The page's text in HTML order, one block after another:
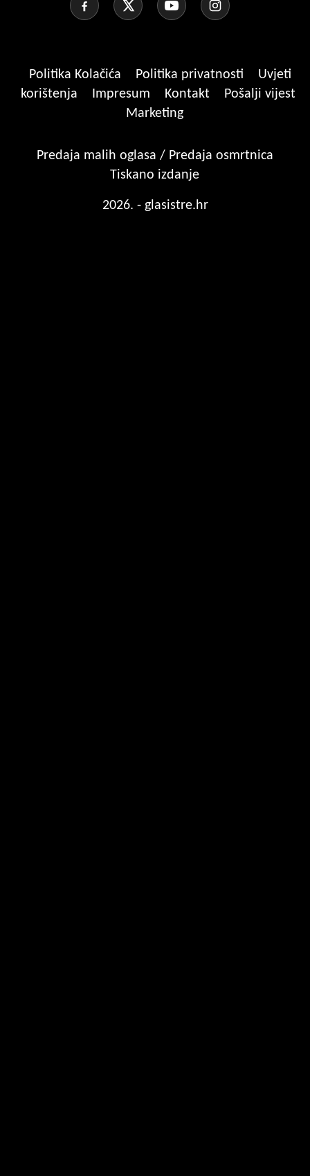
Politika Kolačića Politika privatnosti
Uvjeti
korištenja
Impresum Kontakt
Pošalji vijest
Marketing
Predaja malih oglasa / Predaja osmrtnica
Tiskano izdanje
2026. - glasistre.hr